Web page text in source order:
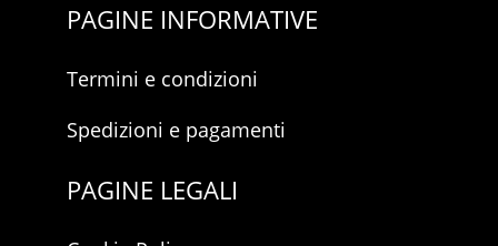
PAGINE INFORMATIVE
Termini e condizioni
Spedizioni e pagamenti
PAGINE LEGALI